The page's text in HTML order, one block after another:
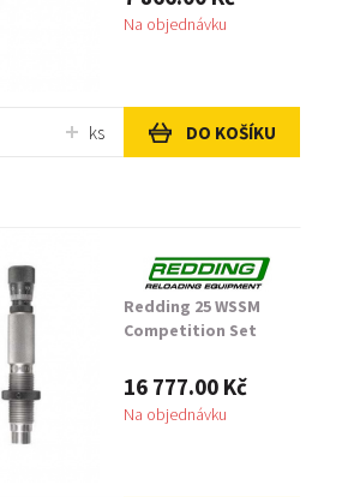
Na objednávku
ks DO KOŠÍKU
Redding 25 WSSM
Competition Set
16 777.00 Kč
Na objednávku